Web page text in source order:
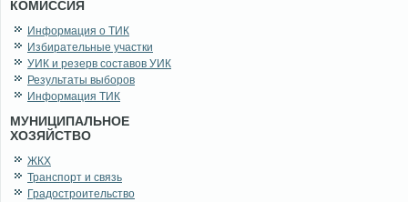
КОМИССИЯ
Информация о ТИК
Избирательные участки
УИК и резерв составов УИК
Результаты выборов
Информация ТИК
МУНИЦИПАЛЬНОЕ
ХОЗЯЙСТВО
ЖКХ
Транспорт и связь
Градостроительство